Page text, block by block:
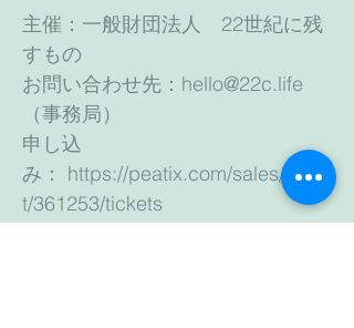
主催：一般財団法人 22世紀に残
すもの
お問い合わせ先： hello@22c.life
（事務局）
申し込
み： https://peatix.com/sales/even
t/361253/tickets